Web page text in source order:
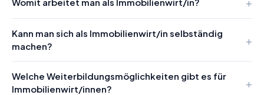
Kann man sich als Immobilienwirt/in selbständig
machen?
Welche Weiterbildungsmöglichkeiten gibt es für
Immobilienwirt/innen?